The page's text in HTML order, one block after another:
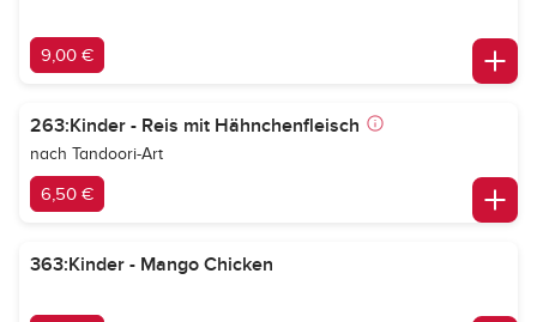
9,00 €
263:Kinder - Reis mit Hähnchenfleisch
nach Tandoori-Art
6,50 €
363:Kinder - Mango Chicken